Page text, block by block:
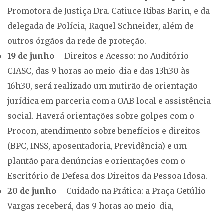
Promotora de Justiça Dra. Catiuce Ribas Barin, e da
delegada de Polícia, Raquel Schneider, além de
outros órgãos da rede de proteção.
19 de junho – Direitos e Acesso: no Auditório
CIASC, das 9 horas ao meio-dia e das 13h30 às
16h30, será realizado um mutirão de orientação
jurídica em parceria com a OAB local e assistência
social. Haverá orientações sobre golpes com o
Procon, atendimento sobre benefícios e direitos
(BPC, INSS, aposentadoria, Previdência) e um
plantão para denúncias e orientações com o
Escritório de Defesa dos Direitos da Pessoa Idosa.
20 de junho – Cuidado na Prática: a Praça Getúlio
Vargas receberá, das 9 horas ao meio-dia,